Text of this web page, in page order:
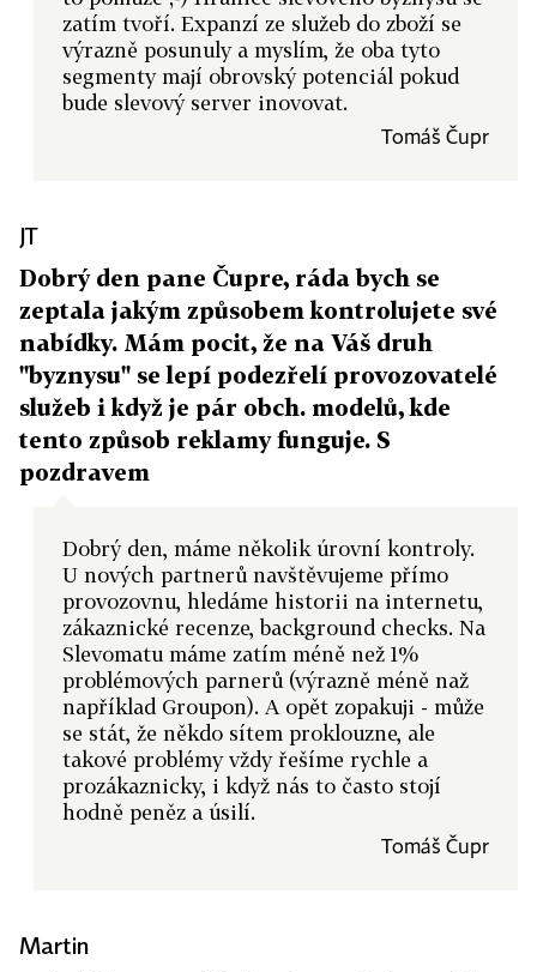
zatím tvoří. Expanzí ze služeb do zboží se
výrazně posunuly a myslím, že oba tyto
segmenty mají obrovský potenciál pokud
bude slevový server inovovat.
Tomáš Čupr
JT
Dobrý den pane Čupre, ráda bych se
zeptala jakým způsobem kontrolujete své
nabídky. Mám pocit, že na Váš druh
"byznysu" se lepí podezřelí provozovatelé
služeb i když je pár obch. modelů, kde
tento způsob reklamy funguje. S
pozdravem
Dobrý den, máme několik úrovní kontroly.
U nových partnerů navštěvujeme přímo
provozovnu, hledáme historii na internetu,
zákaznické recenze, background checks. Na
Slevomatu máme zatím méně než 1%
problémových parnerů (výrazně méně naž
například Groupon). A opět zopakuji - může
se stát, že někdo sítem proklouzne, ale
takové problémy vždy řešíme rychle a
prozákaznicky, i když nás to často stojí
hodně peněz a úsilí.
Tomáš Čupr
Martin